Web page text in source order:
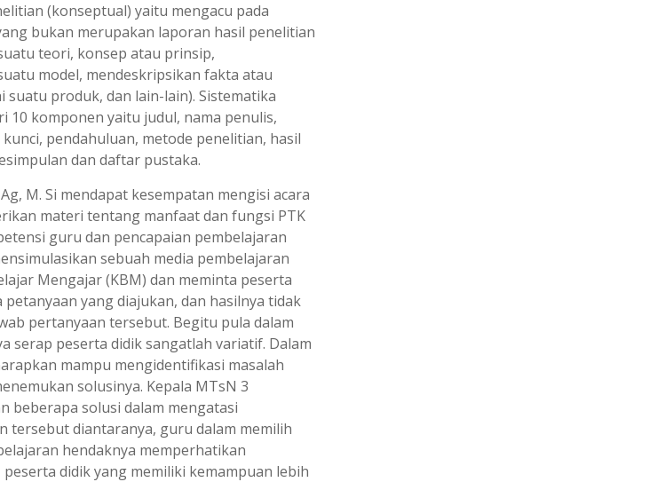
(konseptual) yaitu mengacu pada
bukan merupakan laporan hasil penelitian
teori, konsep atau prinsip,
model, mendeskripsikan fakta atau
produk, dan lain-lain). Sistematika
10 komponen yaitu judul, nama penulis,
pendahuluan, metode penelitian, hasil
dan daftar pustaka.
M. Si mendapat kesempatan mengisi acara
materi tentang manfaat dan fungsi PTK
guru dan pencapaian pembelajaran
sebuah media pembelajaran
Mengajar (KBM) dan meminta peserta
yang diajukan, dan hasilnya tidak
pertanyaan tersebut. Begitu pula dalam
serap peserta didik sangatlah variatif. Dalam
mampu mengidentifikasi masalah
solusinya. Kepala MTsN 3
beberapa solusi dalam mengatasi
tersebut diantaranya, guru dalam memilih
hendaknya memperhatikan
didik yang memiliki kemampuan lebih